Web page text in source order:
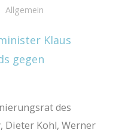
Allgemein
des
Dieter Kohl, Werner